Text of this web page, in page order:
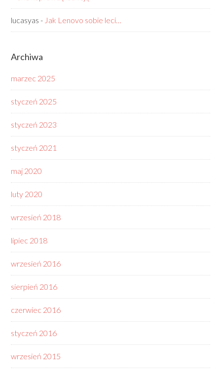
lucasyas - Jak Lenovo sobie leci…
Archiwa
marzec 2025
styczeń 2025
styczeń 2023
styczeń 2021
maj 2020
luty 2020
wrzesień 2018
lipiec 2018
wrzesień 2016
sierpień 2016
czerwiec 2016
styczeń 2016
wrzesień 2015